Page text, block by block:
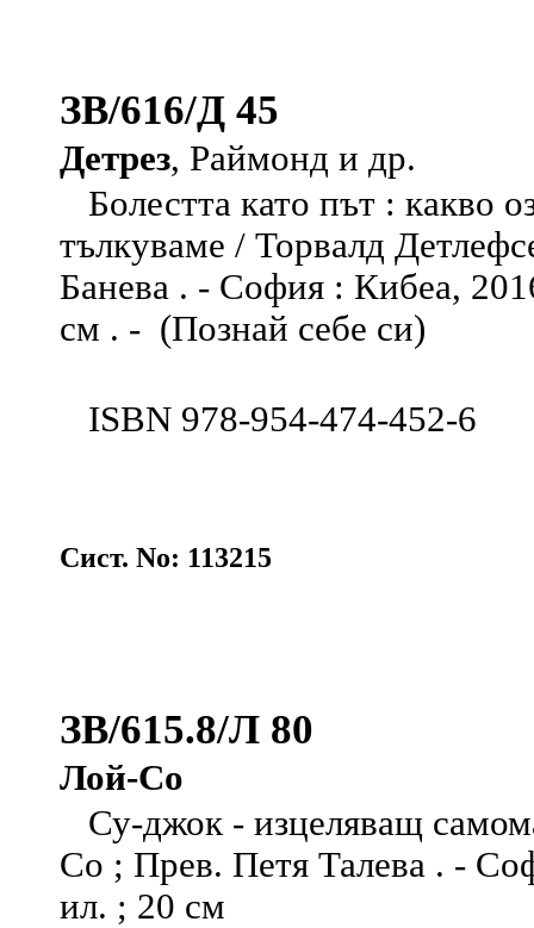
ЗВ/616/Д 45
Детрез, Раймонд и др.
Болестта като път : какво
тълкуваме / Торвалд
Банева . - София : Кибеа,
см . - (Познай себе си)
ISBN 978-954-474-452-6
Сист. No: 113215
ЗВ/615.8/Л 80
Лой-Со
Су-джок - изцеляващ
Со ; Прев. Петя Талева . -
ил. ; 20 см